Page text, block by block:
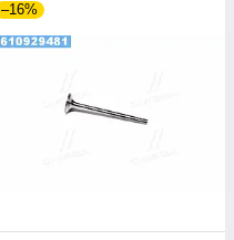
–16%